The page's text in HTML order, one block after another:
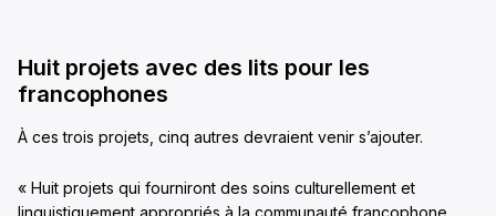
Huit projets avec des lits pour les
francophones
À ces trois projets, cinq autres devraient venir s’ajouter.
« Huit projets qui fourniront des soins culturellement et
linguistiquement appropriés à la communauté francophone,